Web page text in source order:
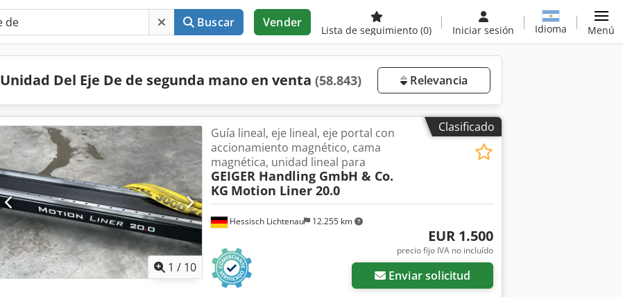
Buscar Vender
Lista de seguimiento (0) Iniciar sesión Idioma Menú
Unidad Del Eje De de segunda mano en venta (58.843) Relevancia
Clasificado
1 / 10
Hessisch Lichtenau 12.255 km
Guía lineal, eje lineal, eje portal con
accionamiento magnético, cama
magnética, unidad lineal para
GEIGER Handling GmbH & Co.
KG Motion Liner 20.0
EUR 1.500
precio fijo IVA no incluído
Enviar solicitud